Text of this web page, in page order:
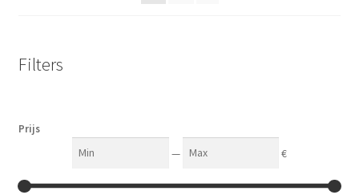
Filters
Prijs
— €